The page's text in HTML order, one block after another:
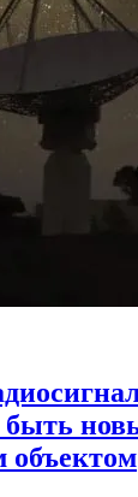
быть
объектом